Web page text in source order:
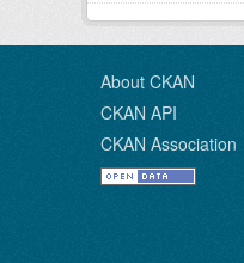
About CKAN
CKAN API
CKAN Association